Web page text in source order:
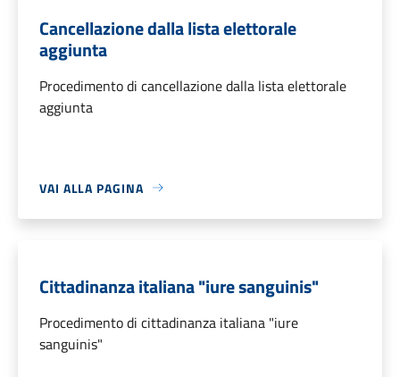
Cancellazione dalla lista elettorale
aggiunta
Procedimento di cancellazione dalla lista elettorale
aggiunta
VAI ALLA PAGINA
Cittadinanza italiana "iure sanguinis"
Procedimento di cittadinanza italiana "iure
sanguinis"